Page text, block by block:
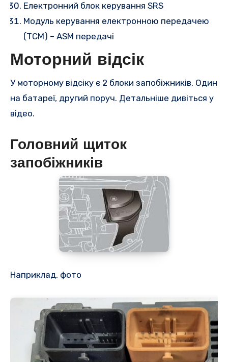
Електронний блок керування SRS
Модуль керування електронною передачею
(TCM) – ASM передачі
Моторний відсік
У моторному відсіку є 2 блоки запобіжників. Один
на батареї, другий поруч. Детальніше дивіться у
відео.
Головний щиток
запобіжників
Наприклад, фото